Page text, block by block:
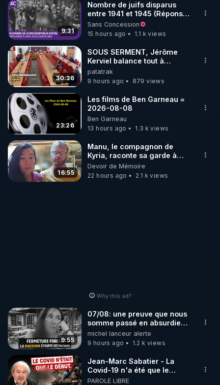
https://t.me/bestofcomputerlive
https://www.twitch.tv/bestofcomputer
https://www.bitchute.com/channel/bestofcomputer
APPEL AUX DONS POUR SOUTENIR MON
TRAVAIL D'INTERET PUBLIC AVEC MES LIVE
(SAMEDI 21H / CROWDBUNKER & ODYSEE &
YOUTUBE & TWITTER & VK & RUMBLE &
TELEGRAM & FACEBOOK & TWITCH &
https://notretortureestreelle.com/dons-
de Frédéric Laroche (Bestofcomputer) en 2023-
https://trumanplus.com
9:31
Nombre de juifs disparus
entre 1941 et 1945 (Réponse
à mes accusateurs)
Sans Concession
15 hours ago
1.1 k views
30:36
SOUS SERMENT, Jérôme
Kerviel balance tout à
l'Assemblée !
patatrak
9 hours ago
879 views
23:26
Les films de Ben Garneau =
2026-08-08
Ben Garneau
13 hours ago
1.3 k views
16:55
Manu, le compagnon de
Kyria, raconte sa garde à
vue musclée. PARTAGEZ!
Devoir de Mémoire
22 hours ago
2.1 k views
Why this ad?
9:55
07/08: une preuve que nous
somme passé en absurdie
une dictature qui veut faire
taire ses opposant !
michel lanceur alerte
9 hours ago
1.2 k views
Jean-Marc Sabatier - La
Covid-19 n'a été que le
début - L'ARNm & l'ARNm-aa
PAROLE LIBRE